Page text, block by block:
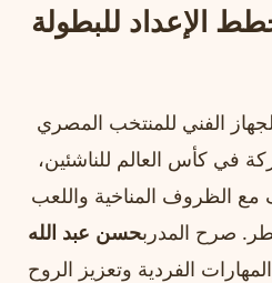
الإعداد للبطولة
الفني للمنتخب المصري
في كأس العالم للناشئين،
الظروف المناخية واللعب
صرح المدربحسن عبد الله
الفردية وتعزيز الروح